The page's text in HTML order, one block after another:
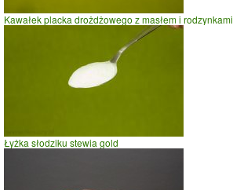
Kawałek placka drożdżowego z masłem i rodzynkami
Łyżka słodziku stewia gold